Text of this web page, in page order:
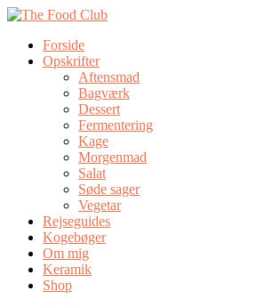
Forside
Opskrifter
Aftensmad
Bagværk
Dessert
Fermentering
Kage
Morgenmad
Salat
Søde sager
Vegetar
Rejseguides
Kogebøger
Om mig
Keramik
Shop